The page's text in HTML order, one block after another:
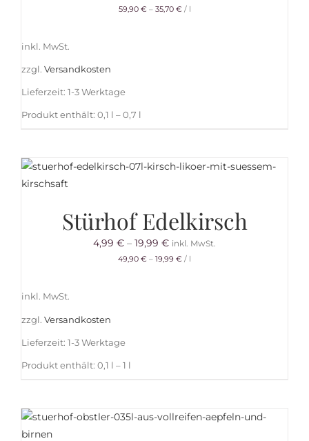
59,90 €– 35,70 €/ l
inkl. MwSt.
zzgl. Versandkosten
Lieferzeit: 1-3 Werktage
Produkt enthält: 0,1 l – 0,7 l
Stürhof Edelkirsch
4,99 € – 19,99 € inkl. MwSt.
49,90 € – 19,99 € / l
inkl. MwSt.
zzgl. Versandkosten
Lieferzeit: 1-3 Werktage
Produkt enthält: 0,1 l – 1 l